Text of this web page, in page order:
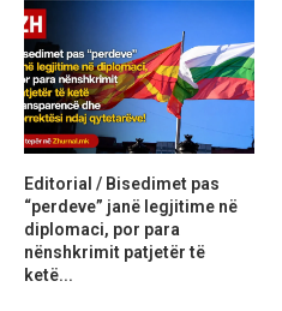
Editorial / Bisedimet pas
“perdeve” janë legjitime në
diplomaci, por para
nënshkrimit patjetër të
ketë...